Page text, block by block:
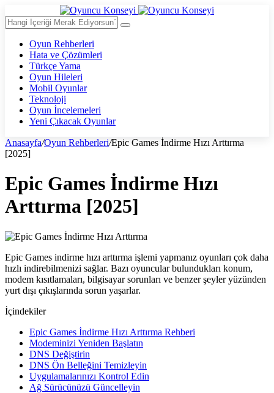
Oyun Rehberleri
Hata ve Çözümleri
Türkçe Yama
Oyun Hileleri
Mobil Oyunlar
Teknoloji
Oyun İncelemeleri
Yeni Çıkacak Oyunlar
Anasayfa/Oyun Rehberleri/Epic Games İndirme Hızı Arttırma
[2025]
Epic Games İndirme Hızı
Arttırma [2025]
Epic Games indirme hızı arttırma işlemi yapmanız oyunları çok daha
hızlı indirebilmenizi sağlar. Bazı oyuncular bulundukları konum,
modem kısıtlamaları, bilgisayar sorunları ve benzer şeyler yüzünden
yurt dışı çıkışlarında sorun yaşarlar.
İçindekiler
Epic Games İndirme Hızı Arttırma Rehberi
Modeminizi Yeniden Başlatın
DNS Değiştirin
DNS Ön Belleğini Temizleyin
Uygulamalarınızı Kontrol Edin
Ağ Sürücünüzü Güncelleyin